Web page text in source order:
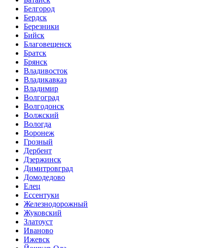
Белгород
Бердск
Березники
Бийск
Благовещенск
Братск
Брянск
Владивосток
Владикавказ
Владимир
Волгоград
Волгодонск
Волжский
Вологда
Воронеж
Грозный
Дербент
Дзержинск
Димитровград
Домодедово
Елец
Ессентуки
Железнодорожный
Жуковский
Златоуст
Иваново
Ижевск